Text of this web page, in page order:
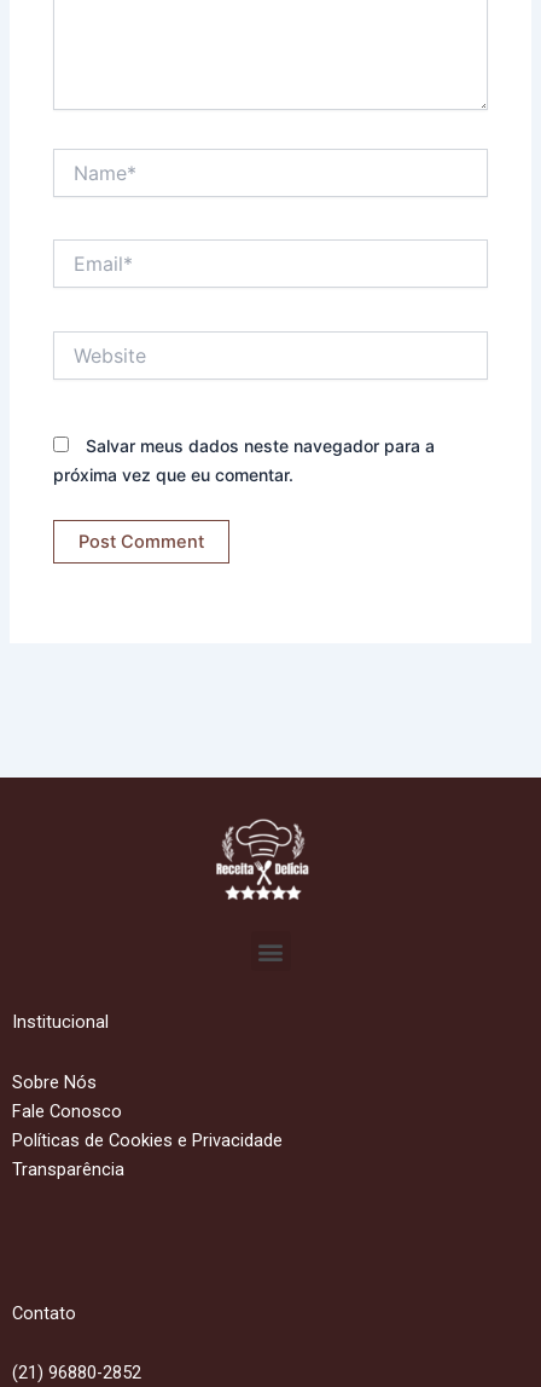
Salvar meus dados neste navegador para a
próxima vez que eu comentar.
Menu
Institucional
Sobre Nós
Fale Conosco
Políticas de Cookies e Privacidade
Transparência
Contato
(21) 96880-2852